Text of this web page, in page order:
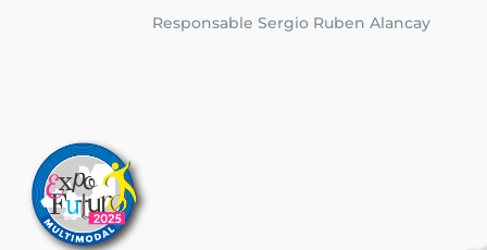
Responsable Sergio Ruben Alancay